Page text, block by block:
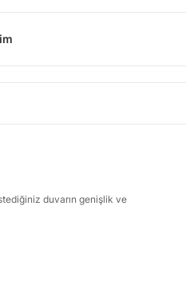
duvarın genişlik ve